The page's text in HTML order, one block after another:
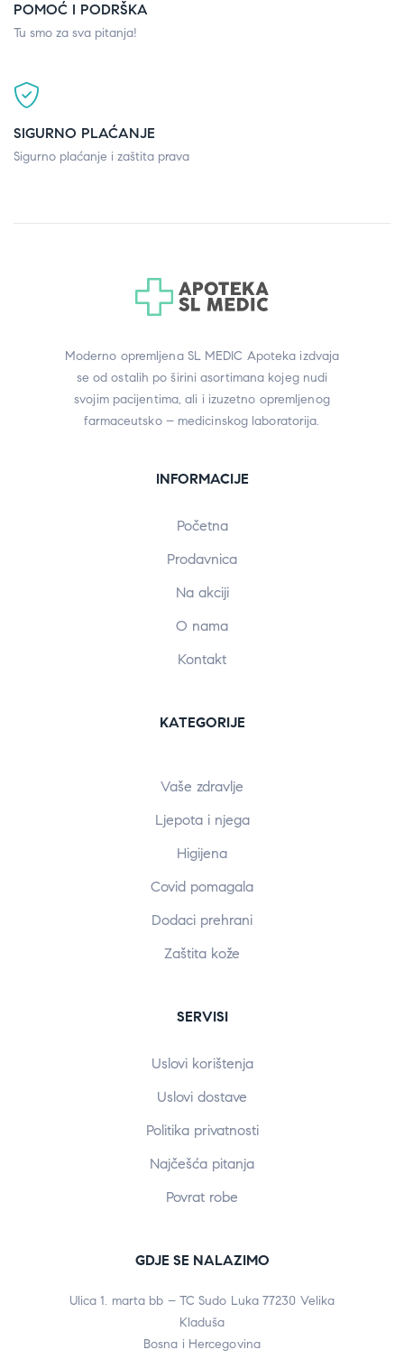
POMOĆ I PODRŠKA
Tu smo za sva pitanja!
SIGURNO PLAĆANJE
Sigurno plaćanje i zaštita prava
Moderno opremljena SL MEDIC Apoteka izdvaja
se od ostalih po širini asortimana kojeg nudi
svojim pacijentima, ali i izuzetno opremljenog
farmaceutsko – medicinskog laboratorija.
INFORMACIJE
Početna
Prodavnica
Na akciji
O nama
Kontakt
KATEGORIJE
Vaše zdravlje
Ljepota i njega
Higijena
Covid pomagala
Dodaci prehrani
Zaštita kože
SERVISI
Uslovi korištenja
Uslovi dostave
Politika privatnosti
Najčešća pitanja
Povrat robe
GDJE SE NALAZIMO
Ulica 1. marta bb – TC Sudo Luka 77230 Velika
Kladuša
Bosna i Hercegovina